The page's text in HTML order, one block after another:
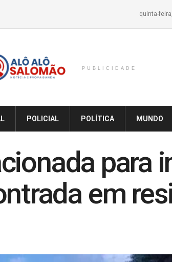
quinta-
PUBLICIDADE
POLICIAL POLÍTICA MUNDO
para
em